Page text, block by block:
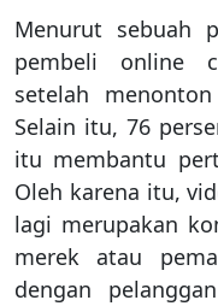
Menurut sebuah
pembeli online
setelah
Selain itu, 76
itu membantu
Oleh karena itu,
lagi merupakan
merek atau
dengan